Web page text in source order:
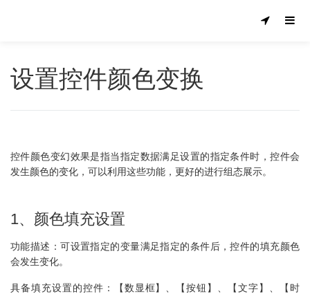
设置控件颜色变换
控件颜色变幻效果是指当指定数据满足设置的指定条件时，控件会
发生颜色的变化，可以利用这些功能，更好的进行组态展示。
1、颜色填充设置
功能描述：可设置指定的变量满足指定的条件后，控件的填充颜色
会发生变化。
具备填充设置的控件：【数显框】、【按钮】、【文字】、【时